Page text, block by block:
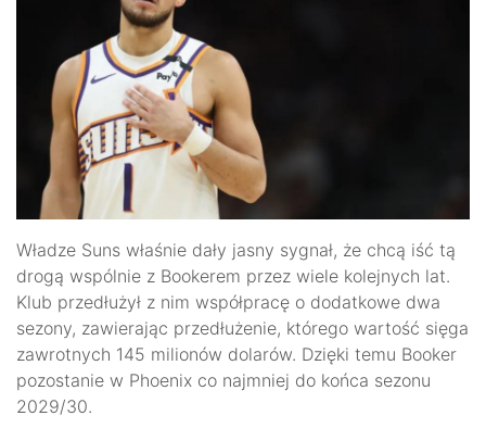
Władze Suns właśnie dały jasny sygnał, że chcą iść tą
drogą wspólnie z Bookerem przez wiele kolejnych lat.
Klub przedłużył z nim współpracę o dodatkowe dwa
sezony, zawierając przedłużenie, którego wartość sięga
zawrotnych 145 milionów dolarów. Dzięki temu Booker
pozostanie w Phoenix co najmniej do końca sezonu
2029/30.